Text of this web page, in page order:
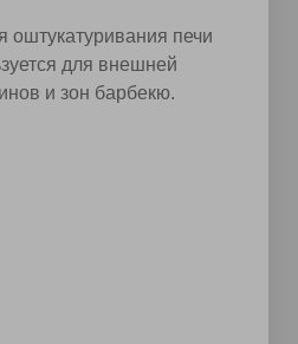
оштукатуривания печи
для внешней
и зон барбекю.